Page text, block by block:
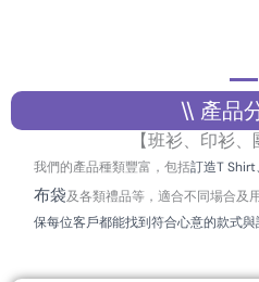
\\ 產品
【班衫、印衫、
我們的產品種類豐富，包括訂造T
布袋及各類禮品等，適合不同場合及
保每位客戶都能找到符合心意的款式與